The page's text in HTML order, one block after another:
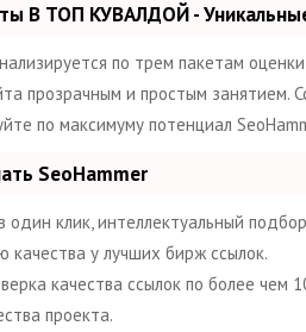
В ТОП КУВАЛДОЙ -
по трем пакетам
прозрачным и простым занятием.
по максимуму потенциал
SeoHammer
клик, интеллектуальный
качества у лучших бирж ссылок.
качества ссылок по более
проекта.